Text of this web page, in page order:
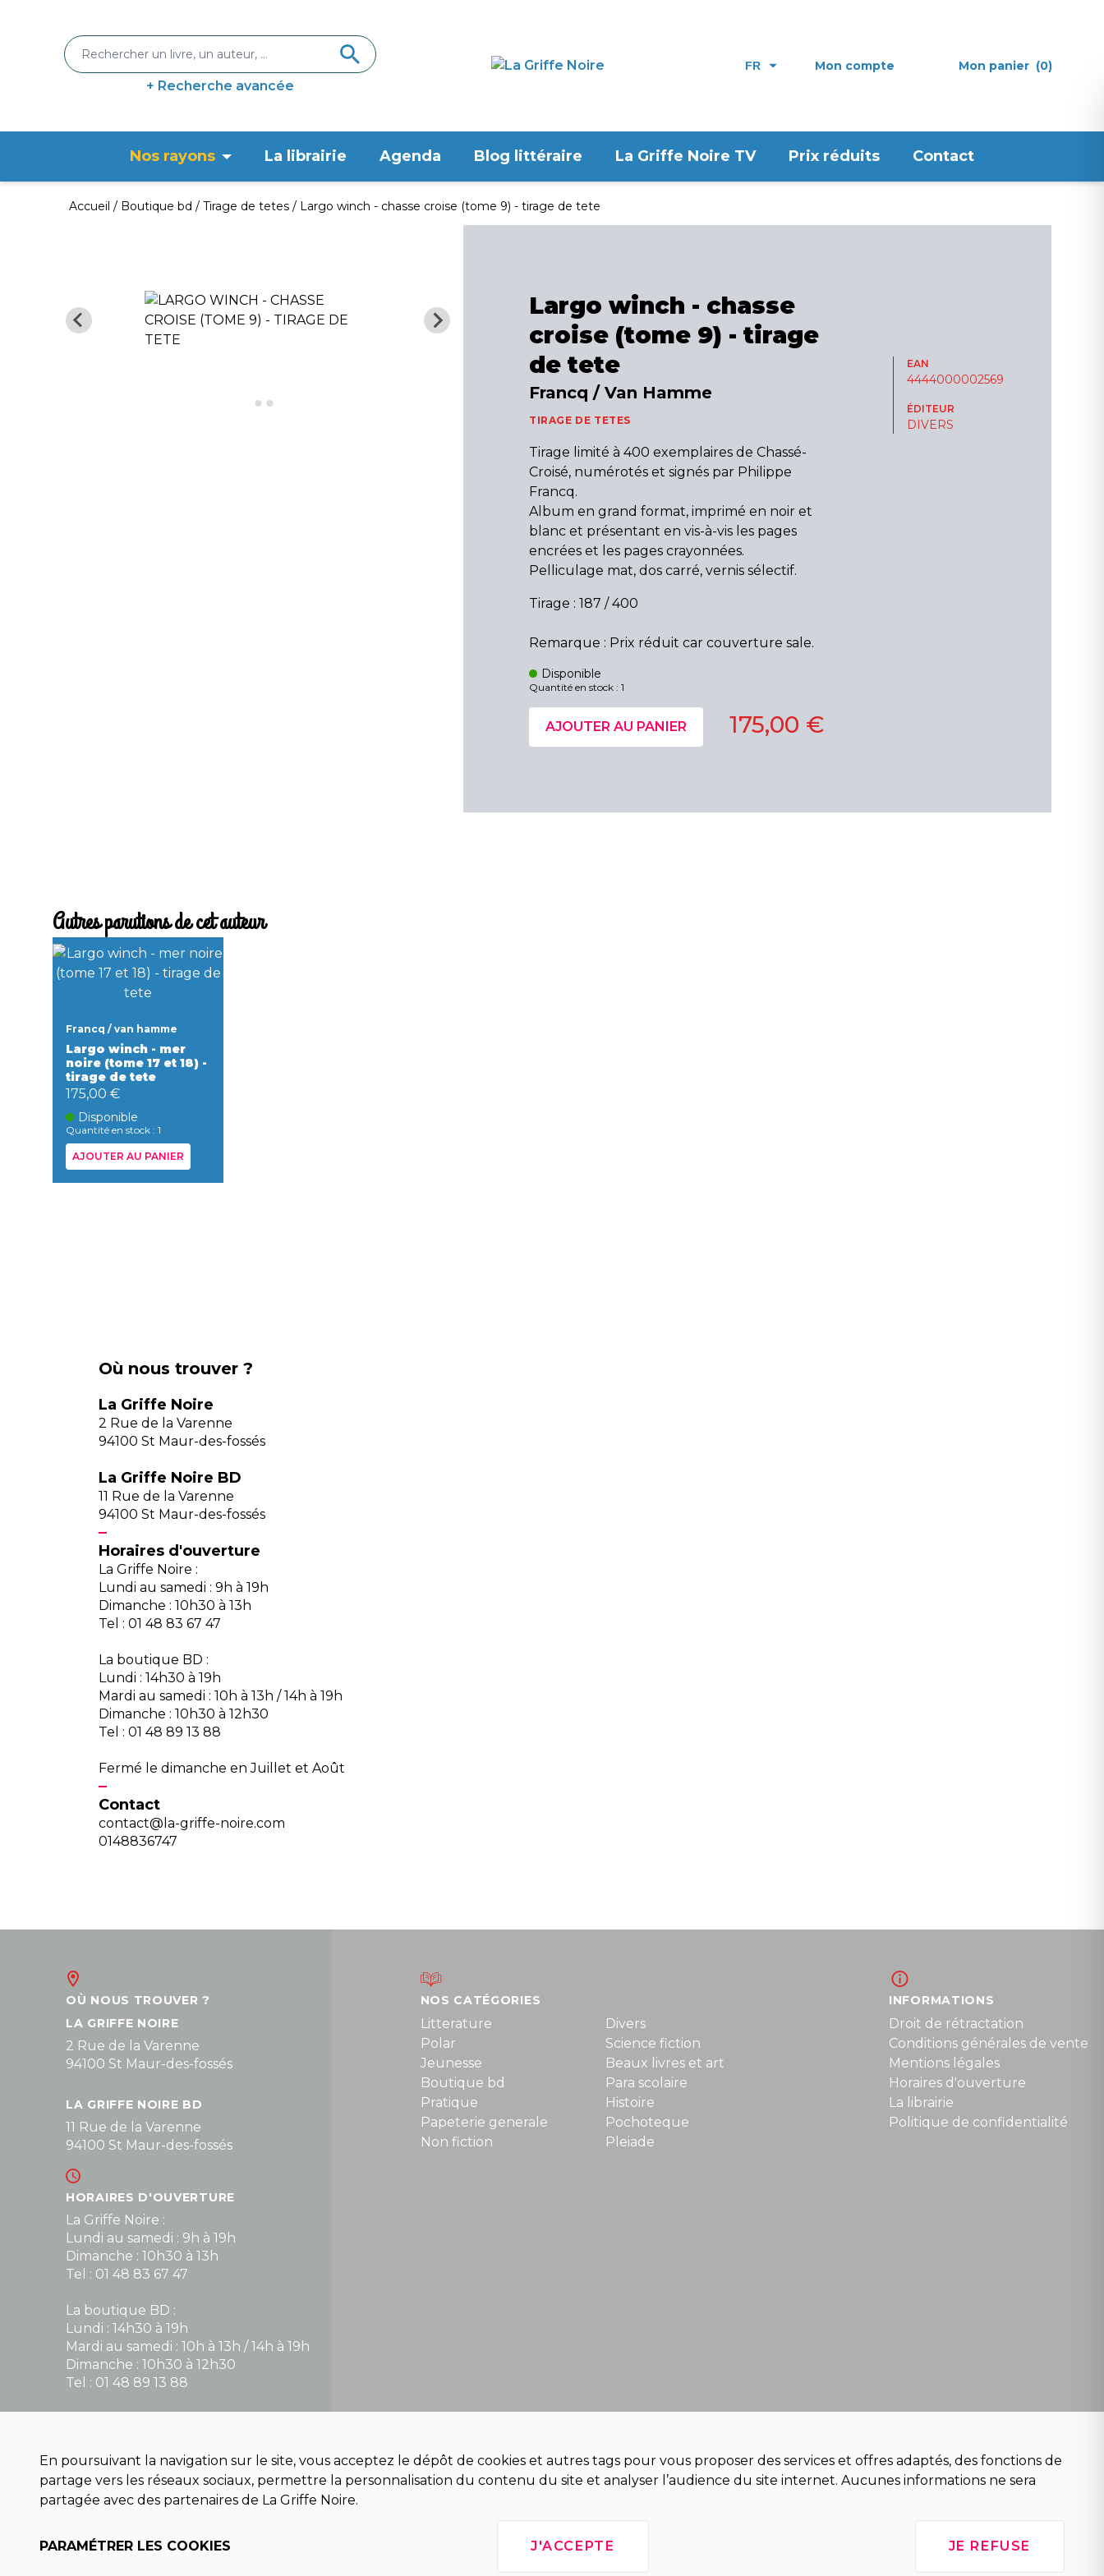
+ Recherche avancée
FR Mon compte Mon panier (0)
Nos rayons La librairie Agenda Blog littéraire La Griffe Noire TV Prix réduits Contact
Accueil Boutique bd Tirage de tetes Largo winch - chasse croise (tome 9) - tirage de tete
Largo winch - chasse
croise (tome 9) - tirage
de tete
Francq / Van Hamme
TIRAGE DE TETES
Tirage limité à 400 exemplaires de Chassé-
Croisé, numérotés et signés par Philippe
Francq.
Album en grand format, imprimé en noir et
blanc et présentant en vis-à-vis les pages
encrées et les pages crayonnées.
Pelliculage mat, dos carré, vernis sélectif.
Tirage : 187 / 400
Remarque : Prix réduit car couverture sale.
Disponible
Quantité en stock : 1
EAN
4444000002569
ÉDITEUR
DIVERS
175,00 €
AJOUTER AU PANIER
Autres parutions de cet auteur
Francq / van hamme
Largo winch - mer
noire (tome 17 et 18) -
tirage de tete
175,00 €
Disponible
Quantité en stock : 1
AJOUTER AU PANIER
Où nous trouver ?
La Griffe Noire
2 Rue de la Varenne
94100 St Maur-des-fossés
La Griffe Noire BD
11 Rue de la Varenne
94100 St Maur-des-fossés
Horaires d'ouverture
La Griffe Noire :
Lundi au samedi : 9h à 19h
Dimanche : 10h30 à 13h
Tel : 01 48 83 67 47
La boutique BD :
Lundi : 14h30 à 19h
Mardi au samedi : 10h à 13h / 14h à 19h
Dimanche : 10h30 à 12h30
Tel : 01 48 89 13 88
Fermé le dimanche en Juillet et Août
Contact
contact@la-griffe-noire.com
0148836747
OÙ NOUS TROUVER ?
LA GRIFFE NOIRE
2 Rue de la Varenne
94100 St Maur-des-fossés
LA GRIFFE NOIRE BD
11 Rue de la Varenne
94100 St Maur-des-fossés
HORAIRES D'OUVERTURE
La Griffe Noire :
Lundi au samedi : 9h à 19h
Dimanche : 10h30 à 13h
Tel : 01 48 83 67 47
La boutique BD :
Lundi : 14h30 à 19h
Mardi au samedi : 10h à 13h / 14h à 19h
Dimanche : 10h30 à 12h30
Tel : 01 48 89 13 88
NOUS CONTACTER
contact@la-griffe-noire.com
NOS CATÉGORIES
Litterature
Polar
Jeunesse
Boutique bd
Pratique
Papeterie generale
Non fiction
Divers
Science fiction
Beaux livres et art
Para scolaire
Histoire
Pochoteque
Pleiade
INFORMATIONS
Droit de rétractation
Conditions générales de vente
Mentions légales
Horaires d'ouverture
La librairie
Politique de confidentialité
En poursuivant la navigation sur le site, vous acceptez le dépôt de cookies et autres tags pour vous proposer des services et offres adaptés, des fonctions de
partage vers les réseaux sociaux, permettre la personnalisation du contenu du site et analyser l’audience du site internet. Aucunes informations ne sera
partagée avec des partenaires de La Griffe Noire.
PARAMÉTRER LES COOKIES J'ACCEPTE JE REFUSE